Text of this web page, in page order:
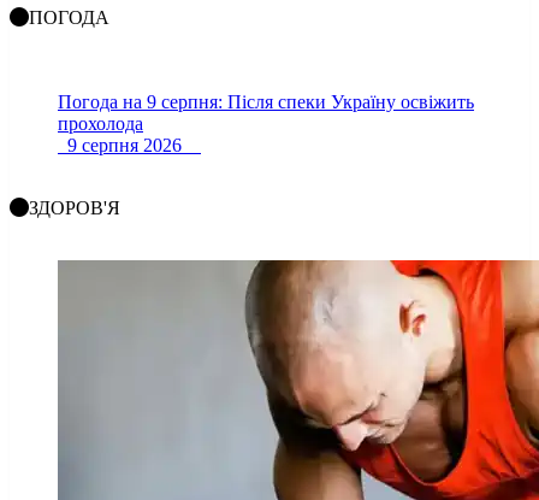
ПОГОДА
Погода на 9 серпня: Після спеки Україну освіжить
прохолода
9 серпня 2026
ЗДОРОВ'Я